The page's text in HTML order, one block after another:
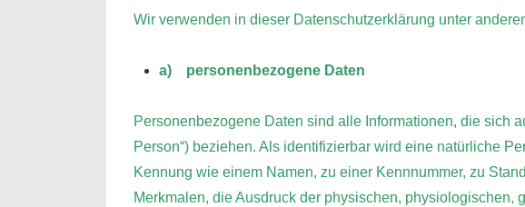
Wir verwenden in dieser Datenschutzerklärung unter
a) personenbezogene Daten
Personenbezogene Daten sind alle Informationen, die sich
Person“) beziehen. Als identifizierbar wird eine natürliche
Kennung wie einem Namen, zu einer Kennnummer, zu
Merkmalen, die Ausdruck der physischen,